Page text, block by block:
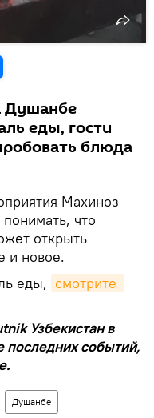
Душанбе
еды, гости
блюда
Махиноз
что
открыть
и новое.
еды,
Узбекистан в
последних событий,
Душанбе